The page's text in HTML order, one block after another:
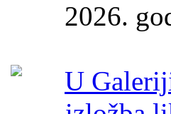
2026.